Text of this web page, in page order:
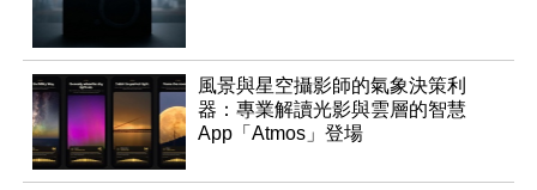
風景與星空攝影師的氣象決策利
器：專業解讀光影與雲層的智慧
App「Atmos」登場